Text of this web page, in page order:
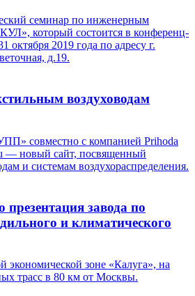
семинар по инженерным
который состоится в конференц-
октября 2019 года по адресу г.
д.19.
воздуховодам
совместно с компанией Prihoda
— новый сайт, посвященный
и системам воздухораспределения.
завода по
и климатического
экономической зоне «Калуга», на
трасс в 80 км от Москвы.